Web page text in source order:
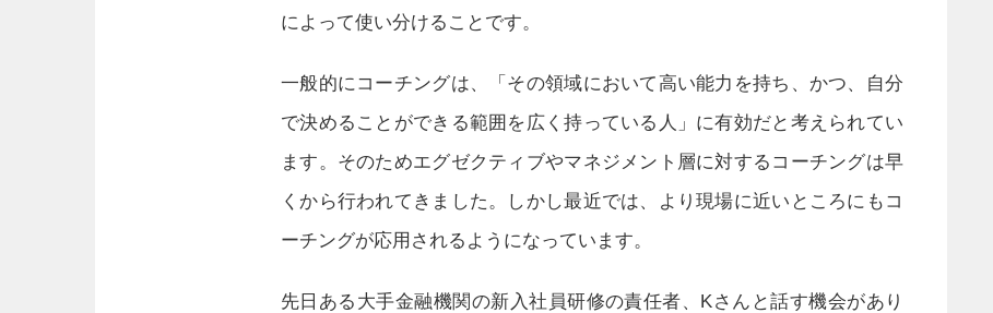
によって使い分けることです。
一般的にコーチングは、「その領域において高い能力を持ち、かつ、自分
で決めることができる範囲を広く持っている人」に有効だと考えられてい
ます。そのためエグゼクティブやマネジメント層に対するコーチングは早
くから行われてきました。しかし最近では、より現場に近いところにもコ
ーチングが応用されるようになっています。
先日ある大手金融機関の新入社員研修の責任者、Kさんと話す機会があり